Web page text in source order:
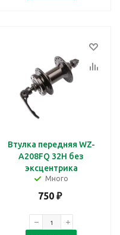
Втулка передняя WZ-
A208FQ 32Н без
эксцентрика
Много
750 ₽